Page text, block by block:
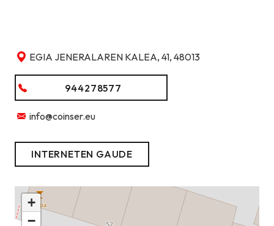
EGIA JENERALAREN KALEA, 41, 48013
944278577
info@coinser.eu
INTERNETEN GAUDE
+
−